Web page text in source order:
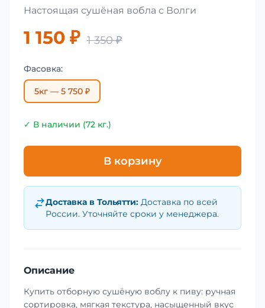
Настоящая сушёная вобла с Волги
1 150 ₽ 1 350 ₽
Фасовка:
5кг — 5 750 ₽
✓ В наличии (72 кг.)
В корзину
Доставка в Тольятти: Доставка по всей
России. Уточняйте сроки у менеджера.
Описание
Купить отборную сушёную воблу к пиву: ручная
сортировка, мягкая текстура, насыщенный вкус